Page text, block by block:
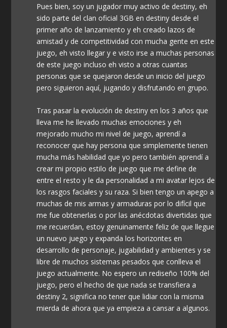
Pues bien, soy un jugador muy activo de destiny, eh
sido parte del clan oficial 3GB en destiny desde el
primer año de lanzamiento y eh creado lazos de
amistad y de competitividad con mucha gente en este
juego, eh visto llegar y e visto irse a muchas personas
de este juego incluso eh visto a otras cuantas
personas que se quejaron desde un inicio del juego
pero siguieron aquí, jugando y disfrutando en grupo.
Tras pasar la evolución de destiny en los 3 años que
lleva me he llevado muchas emociones y eh
mejorado mucho mi nivel de juego, aprendí a
reconocer que hay persona que simplemente tienen
mucha más habilidad que yo pero también aprendí a
crear mi propio estilo de juego que me define de
entre el resto y le da personalidad a mi avatar lejos de
los rasgos faciales y su raza. Si bien tengo un apego a
muchas de mis armas y armaduras por lo difícil que
me fue obtenerlas o por las anécdotas divertidas que
me recuerdan, estoy genuinamente feliz de que llegue
un nuevo juego y expanda los horizontes en
desarrollo de personaje, jugabilidad y ambientes y se
libre de muchos sistemas pesados que conlleva el
juego actualmente. No espero un rediseño 100% del
juego, pero el hecho de que nada se transfiera a
destiny 2, significa no tener que lidiar con la misma
mierda de ahora que ya empieza a cansar a algunos.